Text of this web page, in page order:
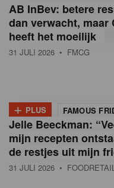
a
n
B
e
AB InBev: betere
dan verwacht, maar
heeft het moeilijk
31 JULI 2026 • FMCG
+ PLUS FAMOUS
Jelle Beeckman:
mijn recepten
de restjes uit mijn
31 JULI 2026 • FOODRETAIL